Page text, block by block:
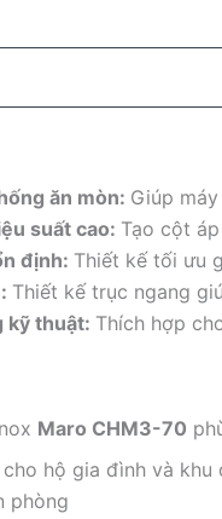
ăn mòn: Giúp
suất cao: Tạo cột
định: Thiết kế tối ưu
Thiết kế trục ngang
kỹ thuật: Thích hợp
Maro CHM3-70
hộ gia đình và khu
phòng